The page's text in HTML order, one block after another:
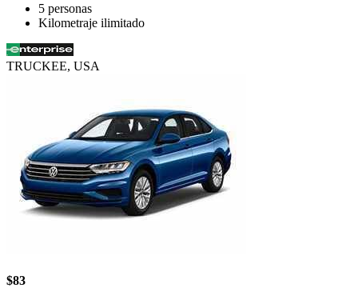
5 personas
Kilometraje ilimitado
TRUCKEE, USA
$83